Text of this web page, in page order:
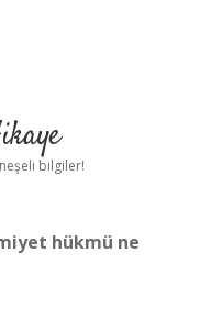
bilgiler!
hükmü ne